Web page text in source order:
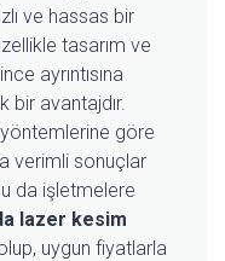
ve hassas bir
tasarım ve
ayrıntısına
bir avantajdır.
göre
verimli sonuçlar
da işletmelere
lazer kesim
uygun fiyatlarla